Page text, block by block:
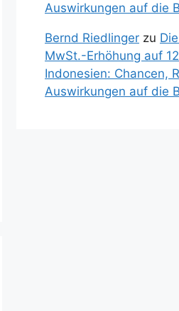
Auswirkungen auf die
Bernd Riedlinger zu
MwSt.-Erhöhung auf
Indonesien: Chancen,
Auswirkungen auf die